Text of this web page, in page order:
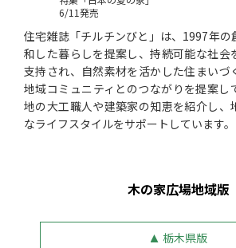
6/11発売
住宅雑誌「チルチンびと」は、1997年の
和した暮らしを提案し、持続可能な社会
支持され、自然素材を活かした住まいづ
地域コミュニティとのつながりを提案し
地の大工職人や建築家の知恵を紹介し、
なライフスタイルをサポートしています。
木の家広場地域版
栃木県版